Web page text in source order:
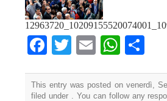
Facebook
TwitterEmail
This entry was posted on venerdì,
filed under . You can follow any